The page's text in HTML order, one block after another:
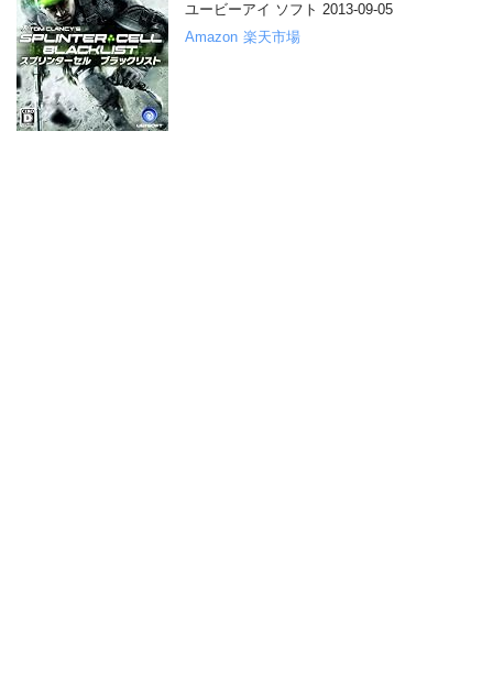
ユービーアイ ソフト 2013-09-05
Amazon 楽天市場